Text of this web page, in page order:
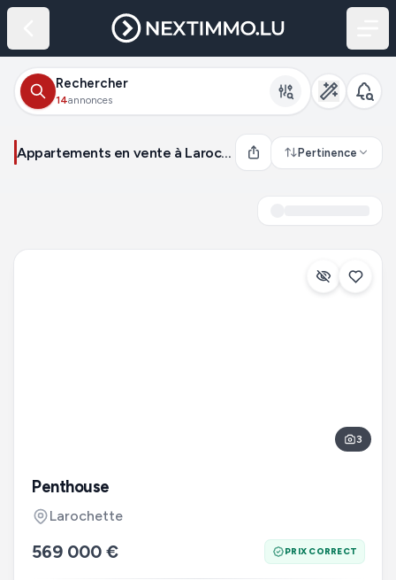
Rechercher
14annonces
Appartements en vente à Larochette (Luxembourg) Pertinence
3
Penthouse
Larochette
569 000 € PRIX CORRECT